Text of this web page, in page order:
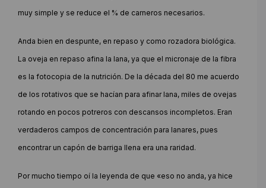
muy simple y se reduce el % de carneros necesarios.
Anda bien en despunte, en repaso y como rozadora biológica.
La oveja en repaso afina la lana, ya que el micronaje de la fibra
es la fotocopia de la nutrición. De la década del 80 me acuerdo
de los rotativos que se hacían para afinar lana, miles de ovejas
rotando en pocos potreros con descansos incompletos. Eran
verdaderos campos de concentración para lanares, pues
encontrar un capón de barriga llena era una raridad.
Por mucho tiempo oí la leyenda de que «eso no anda, ya hice